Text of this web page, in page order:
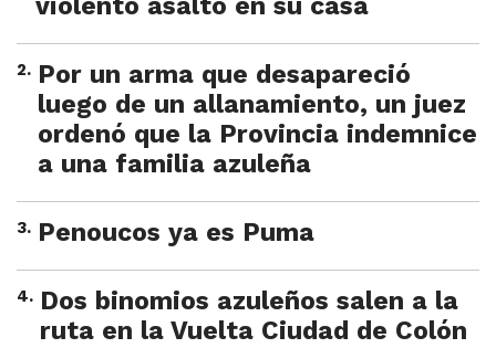
violento asalto en su casa
2. Por un arma que desapareció
luego de un allanamiento, un juez
ordenó que la Provincia indemnice
a una familia azuleña
3. Penoucos ya es Puma
4. Dos binomios azuleños salen a la
ruta en la Vuelta Ciudad de Colón